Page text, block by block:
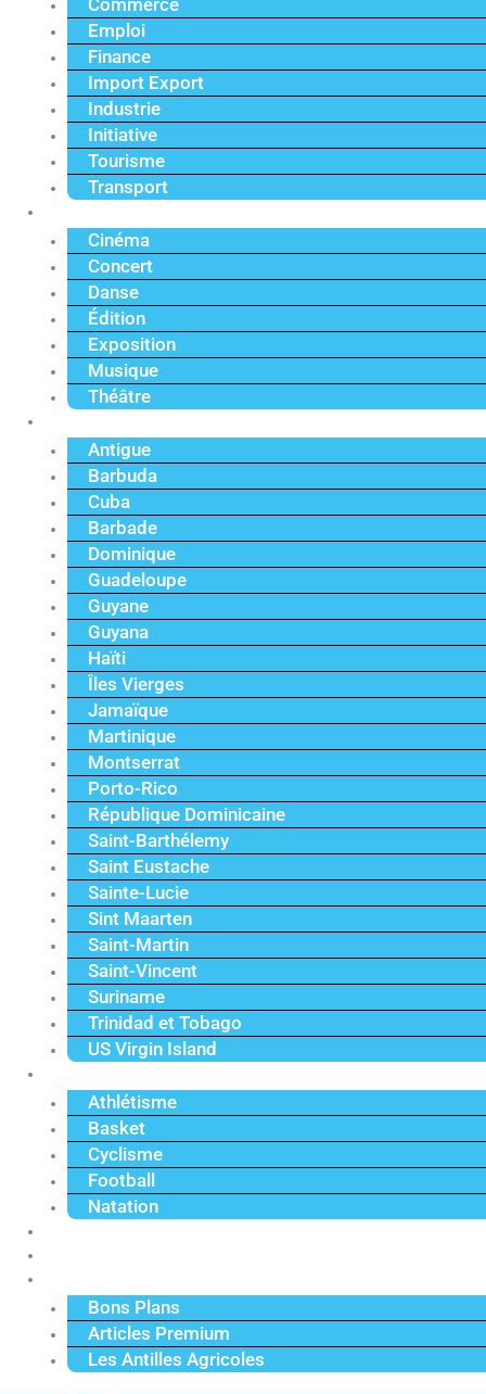
Commerce
Emploi
Finance
Import Export
Industrie
Initiative
Tourisme
Transport
Cinéma
Concert
Danse
Édition
Exposition
Musique
Théâtre
Antigue
Barbuda
Cuba
Barbade
Dominique
Guadeloupe
Guyane
Guyana
Haïti
Îles Vierges
Jamaïque
Martinique
Montserrat
Porto-Rico
République Dominicaine
Saint-Barthélemy
Saint Eustache
Sainte-Lucie
Sint Maarten
Saint-Martin
Saint-Vincent
Suriname
Trinidad et Tobago
US Virgin Island
Athlétisme
Basket
Cyclisme
Football
Natation
Bons Plans
Articles Premium
Les Antilles Agricoles